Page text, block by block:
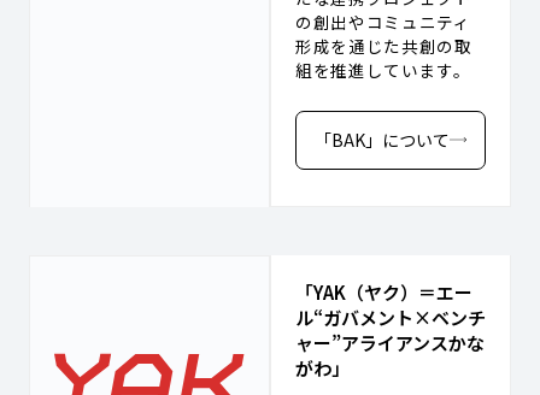
の創出やコミュニティ
形成を通じた共創の取
組を推進しています。
「BAK」について
「YAK（ヤク）＝エー
ル“ガバメント×ベンチ
ャー”アライアンスかな
がわ」